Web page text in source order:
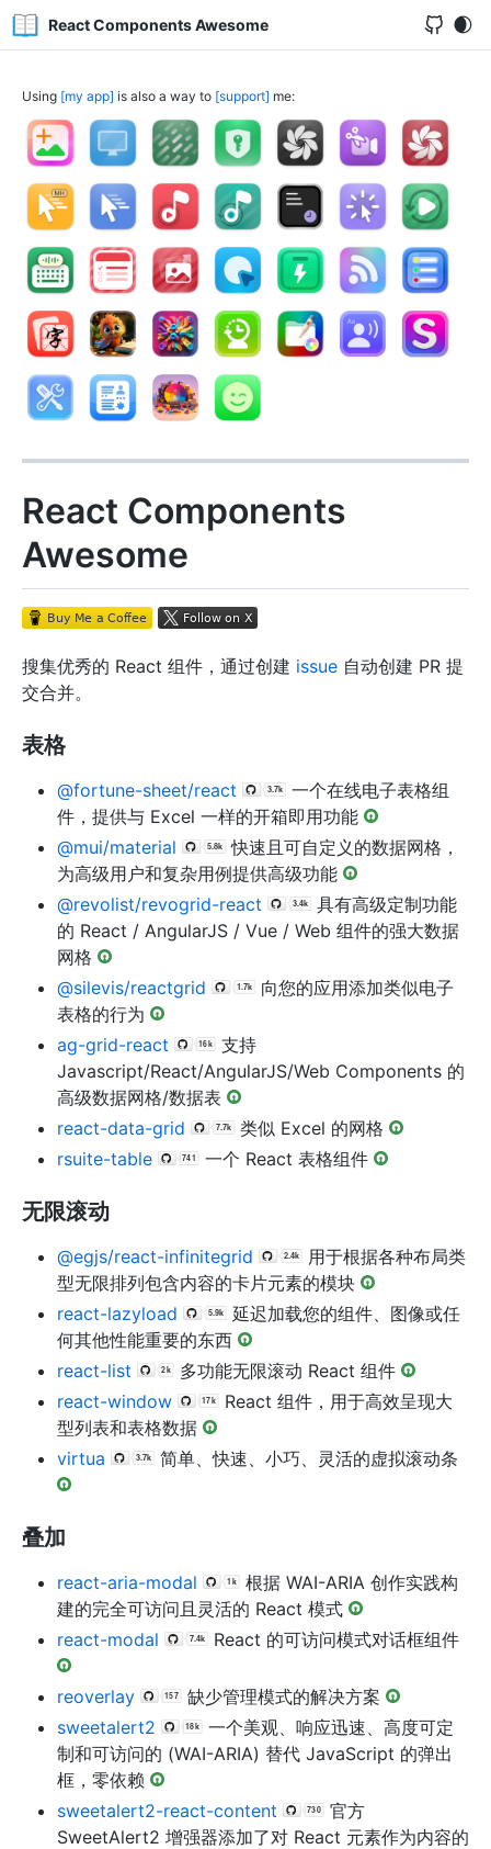
React Components Awesome
Using my app is also a way to support me:
React Components
Awesome
搜集优秀的 React 组件，通过创建 issue 自动创建 PR 提
交合并。
表格
@fortune-sheet/react
一个在线电子表格组
件，提供与 Excel 一样的开箱即用功能
@mui/material
快速且可自定义的数据网格，
为高级用户和复杂用例提供高级功能
@revolist/revogrid-react
具有高级定制功能
的 React / AngularJS / Vue / Web 组件的强大数据
网格
@silevis/reactgrid
向您的应用添加类似电子
表格的行为
ag-grid-react
支持
Javascript/React/AngularJS/Web Components 的
高级数据网格/数据表
react-data-grid
类似 Excel 的网格
rsuite-table
一个 React 表格组件
无限滚动
@egjs/react-infinitegrid
用于根据各种布局类
型无限排列包含内容的卡片元素的模块
react-lazyload
延迟加载您的组件、图像或任
何其他性能重要的东西
react-list
多功能无限滚动 React 组件
react-window
React 组件，用于高效呈现大
型列表和表格数据
virtua
简单、快速、小巧、灵活的虚拟滚动条
叠加
react-aria-modal
根据 WAI-ARIA 创作实践构
建的完全可访问且灵活的 React 模式
react-modal
React 的可访问模式对话框组件
reoverlay
缺少管理模式的解决方案
sweetalert2
一个美观、响应迅速、高度可定
制和可访问的 (WAI-ARIA) 替代 JavaScript 的弹出
框，零依赖
sweetalert2-react-content
官方
SweetAlert2 增强器添加了对 React 元素作为内容的